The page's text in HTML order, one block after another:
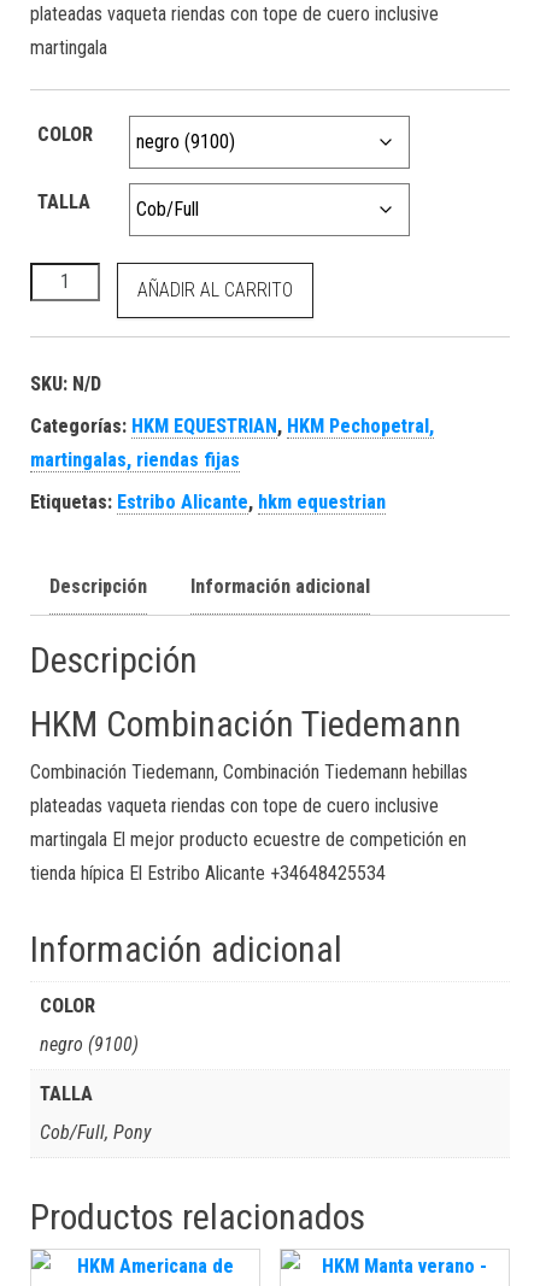
plateadas vaqueta riendas con tope de cuero inclusive
martingala
COLOR
TALLA
HKM Combinación Tiedemann cantidad
AÑADIR AL CARRITO
SKU: N/D
Categorías: HKM EQUESTRIAN, HKM Pechopetral,
martingalas, riendas fijas
Etiquetas: Estribo Alicante, hkm equestrian
Descripción Información adicional
Descripción
HKM Combinación Tiedemann
Combinación Tiedemann, Combinación Tiedemann hebillas
plateadas vaqueta riendas con tope de cuero inclusive
martingala El mejor producto ecuestre de competición en
tienda hípica El Estribo Alicante +34648425534
Información adicional
COLOR
negro (9100)
TALLA
Cob/Full, Pony
Productos relacionados